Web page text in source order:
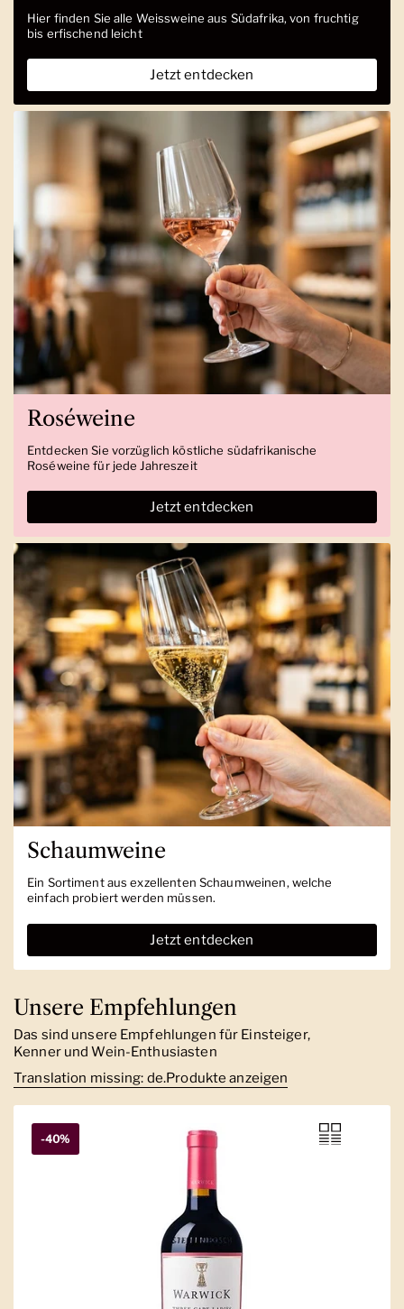
Hier finden Sie alle Weissweine aus Südafrika, von fruchtig
bis erfischend leicht
Jetzt entdecken
Roséweine
Entdecken Sie vorzüglich köstliche südafrikanische
Roséweine für jede Jahreszeit
Jetzt entdecken
Schaumweine
Ein Sortiment aus exzellenten Schaumweinen, welche
einfach probiert werden müssen.
Jetzt entdecken
Unsere Empfehlungen
Das sind unsere Empfehlungen für Einsteiger,
Kenner und Wein-Enthusiasten
Translation missing: de.Produkte anzeigen
-40%